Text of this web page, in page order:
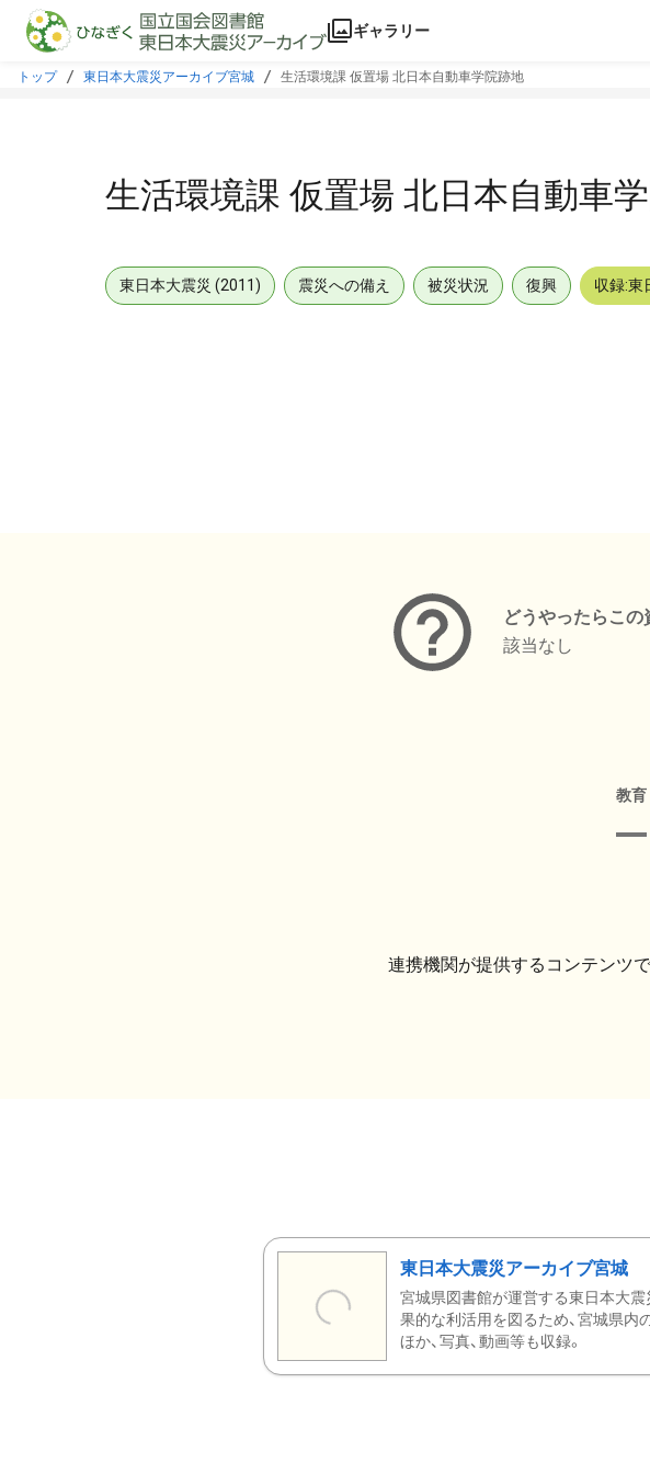
本文に飛ぶ
ギャラリー
トップ 東日本大震災アーカイブ宮城 生活環境課 仮置場 北日本自動車学院跡地
生活環境課 仮置場 北日本自動車
東日本大震災 (2011) 震災への備え 被災状況 復興 収録:東
どうやったらこの
該当なし
教育
連携機関が提供するコンテンツで
東日本大震災アーカイブ宮城
宮城県図書館が運営する東日本大震
果的な利活用を図るため、宮城県内
ほか、写真、動画等も収録。